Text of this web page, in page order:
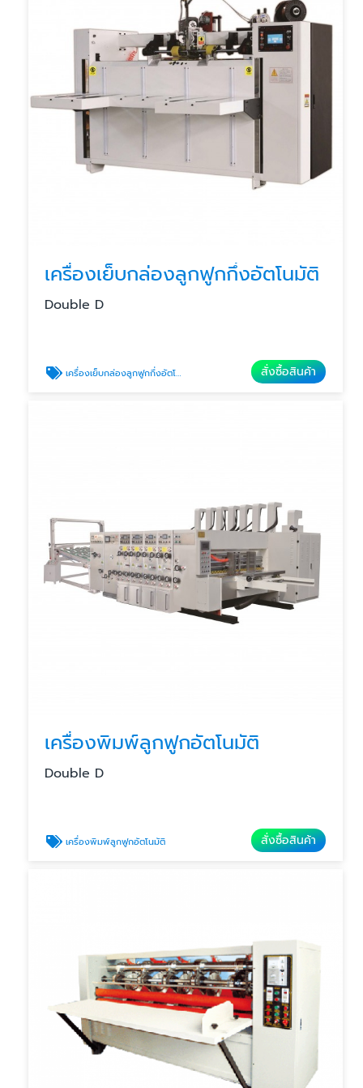
เครื่องเย็บกล่องลูกฟูกกึ่งอัตโนมัติ
Double D
เครื่องเย็บกล่องลูกฟูกกึ่งอัตโนมัติ สั่งซื้อสินค้า
เครื่องพิมพ์ลูกฟูกอัตโนมัติ
Double D
เครื่องพิมพ์ลูกฟูกอัตโนมัติ สั่งซื้อสินค้า